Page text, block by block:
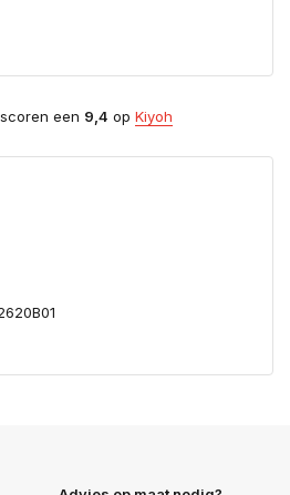
een 9,4 op Kiyoh